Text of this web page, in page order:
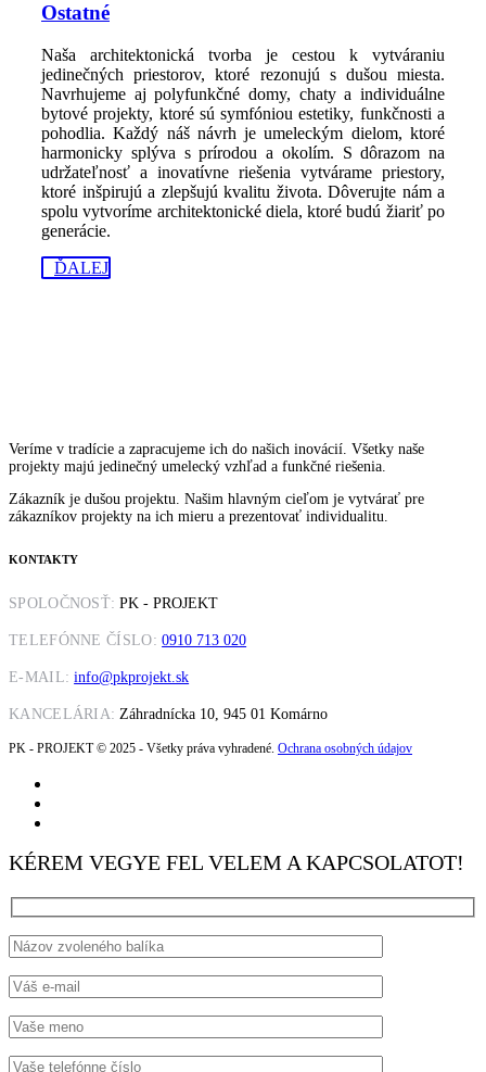
Ostatné
Naša architektonická tvorba je cestou k vytváraniu
jedinečných priestorov, ktoré rezonujú s dušou miesta.
Navrhujeme aj polyfunkčné domy, chaty a individuálne
bytové projekty, ktoré sú symfóniou estetiky, funkčnosti a
pohodlia. Každý náš návrh je umeleckým dielom, ktoré
harmonicky splýva s prírodou a okolím. S dôrazom na
udržateľnosť a inovatívne riešenia vytvárame priestory,
ktoré inšpirujú a zlepšujú kvalitu života. Dôverujte nám a
spolu vytvoríme architektonické diela, ktoré budú žiariť po
generácie.
ĎALEJ
Veríme v tradície a zapracujeme ich do našich inovácií. Všetky naše
projekty majú jedinečný umelecký vzhľad a funkčné riešenia.
Zákazník je dušou projektu. Našim hlavným cieľom je vytvárať pre
zákazníkov projekty na ich mieru a prezentovať individualitu.
KONTAKTY
SPOLOČNOSŤ: PK - PROJEKT
TELEFÓNNE ČÍSLO:0910 713 020
E-MAIL: info@pkprojekt.sk
KANCELÁRIA: Záhradnícka 10, 945 01 Komárno
PK - PROJEKT © 2025 - Všetky práva vyhradené. Ochrana osobných údajov
KÉREM VEGYE FEL VELEM A KAPCSOLATOT!